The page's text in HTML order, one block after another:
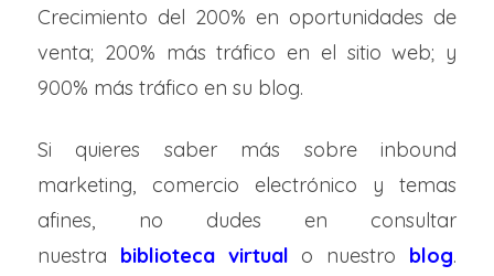
Crecimiento del 200% en oportunidades de
venta; 200% más tráfico en el sitio web; y
900% más tráfico en su blog.
Si quieres saber más sobre inbound
marketing, comercio electrónico y temas
afines, no dudes en consultar
nuestra biblioteca virtual o nuestro blog.